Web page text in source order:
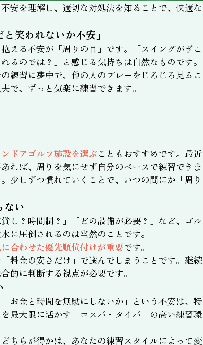
安を理解し、適切な対処法を知ることで、快適
笑われないか不安」
える不安が「周りの目」です。「スイングがぎ
るのでは？」と感じる気持ちは自然なものです。
練習に夢中で、他の人のプレーをじろじろ見る
で、ずっと気楽に練習できます。
ンドアゴルフ施設を選ぶこともおすすめです。最
れば、周りを気にせず自分のペースで練習でき
少しずつ慣れていくことで、いつの間にか「周
ない
し？時間制？」「どの設備が必要？」など、ゴ
に圧倒されるのは当然のことです。
合わせた優先順位付けが重要です。
料金の安さだけ」で選んでしまうことです。継
的に判断する視点が必要です。
お金と時間を無駄にしないか」という不安は、
最大限に活かす「コスパ・タイパ」の高い練習
ちらが得かは、あなたの練習スタイルによって